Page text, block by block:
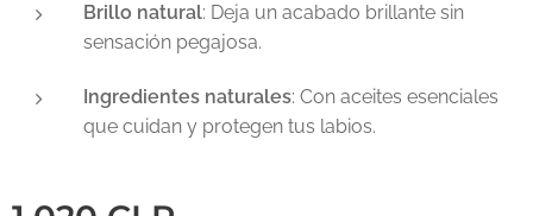
Brillo natural: Deja un acabado brillante sin
sensación pegajosa.
Ingredientes naturales: Con aceites esenciales
que cuidan y protegen tus labios.